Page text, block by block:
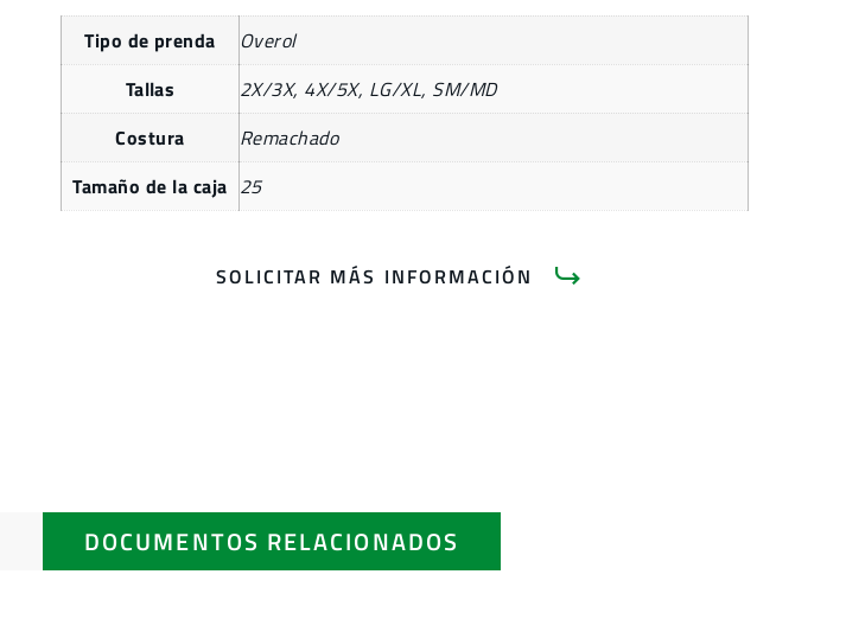
Tipo de prenda
Overol
Tallas
2X/3X, 4X/5X, LG/XL, SM/MD
Costura
Remachado
Tamaño de la caja 25
SOLICITAR MÁS INFORMACIÓN
DOCUMENTOS RELACIONADOS